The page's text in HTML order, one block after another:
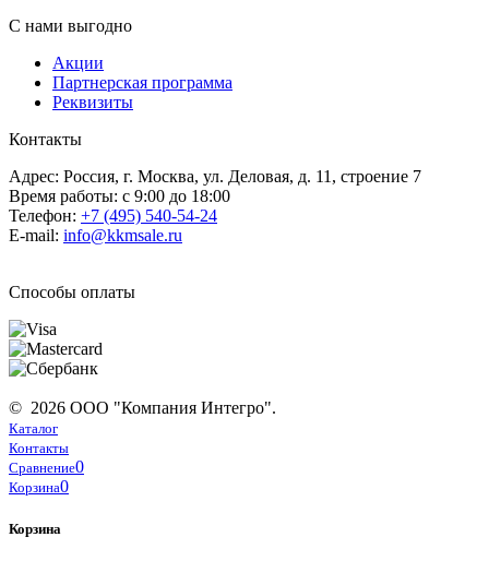
С нами выгодно
Акции
Партнерская программа
Реквизиты
Контакты
Адрес: Россия, г. Москва, ул. Деловая, д. 11, строение 7
Время работы: с 9:00 до 18:00
Телефон: +7 (495) 540-54-24
E-mail: info@kkmsale.ru
Способы оплаты
© 2026 ООО "Компания Интегро".
Каталог
Контакты
Сравнение0
Корзина0
Корзина